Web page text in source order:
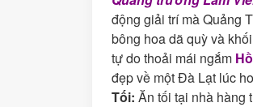
động giải trí mà Quảng
bông hoa dã quỳ và
tự do thoải mái ngắm
đẹp về một Đà Lạt lúc
Tối: Ăn tối tại nhà hàng